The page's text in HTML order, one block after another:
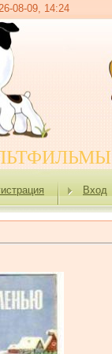
08-09, 14:24
Вход